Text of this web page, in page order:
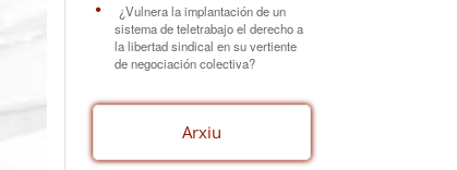
¿Vulnera la implantación de un
sistema de teletrabajo el derecho a
la libertad sindical en su vertiente
de negociación colectiva?
Arxiu